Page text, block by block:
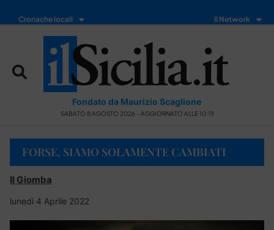
Cronache locali Il Network
Fondato da Maurizio Scaglione
SABATO 8 AGOSTO 2026 - AGGIORNATO ALLE 10:19
FORSE, SIAMO SOLAMENTE CAMBIATI
Il Giomba
lunedì 4 Aprile 2022